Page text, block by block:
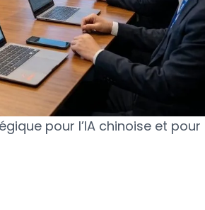
pour l’IA chinoise et pour